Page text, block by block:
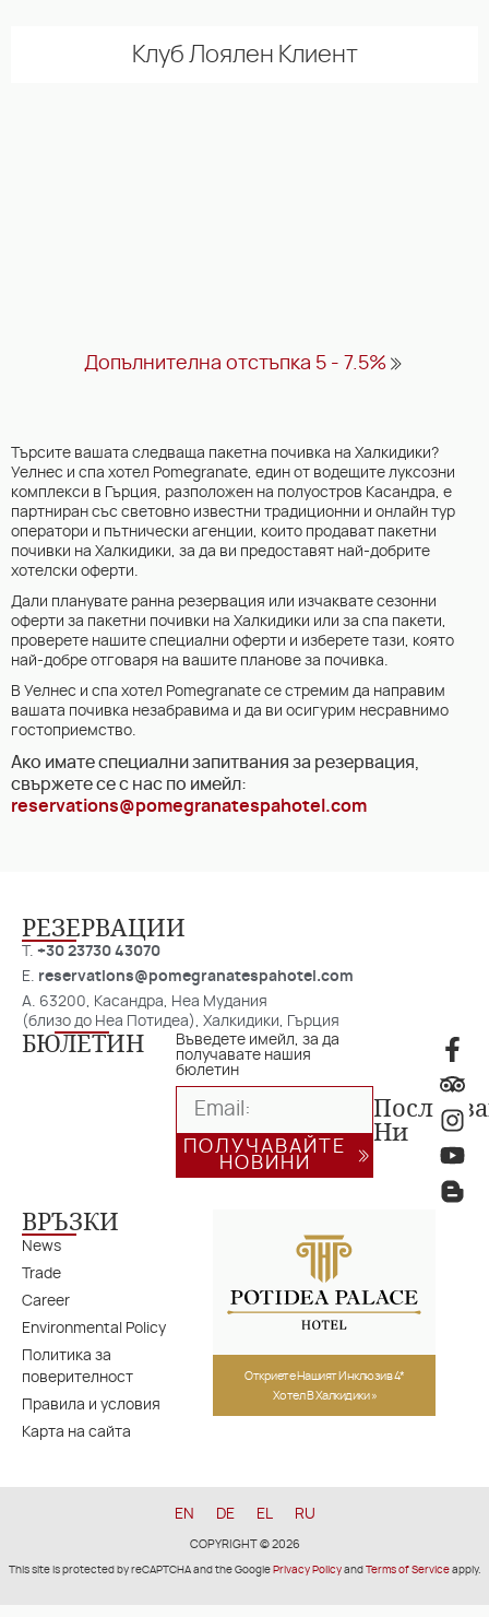
Клуб Лоялен Клиент
Допълнителна отстъпка 5 - 7.5%
Търсите вашата следваща пакетна почивка на Халкидики?
Уелнес и спа хотел Pomegranate, един от водещите луксозни
комплекси в Гърция, разположен на полуостров Касандра, е
партниран със световно известни традиционни и онлайн тур
оператори и пътнически агенции, които продават пакетни
почивки на Халкидики, за да ви предоставят най-добрите
хотелски оферти.
Дали планувате ранна резервация или изчаквате сезонни
оферти за пакетни почивки на Халкидики или за спа пакети,
проверете нашите специални оферти и изберете тази, която
най-добре отговаря на вашите планове за почивка.
В Уелнес и спа хотел Pomegranate се стремим да направим
вашата почивка незабравима и да ви осигурим несравнимо
гостоприемство.
Ако имате специални запитвания за резервация,
свържете се с нас по имейл:
reservations@pomegranatespahotel.com
РЕЗЕРВАЦИИ
T. +30 23730 43070
E. reservations@pomegranatespahotel.com
A. 63200, Касандра, Неа Мудания
(близо до Неа Потидеа), Халкидики, Гърция
ВРЪЗКИ
News
Trade
Career
Environmental Policy
Политика за
поверителност
Правила и условия
Карта на сайта
БЮЛЕТИН
Въведете имейл, за да
получавате нашия
бюлетин
ПОЛУЧАВАЙТЕ
НОВИНИ
Ни
Откриете Нашият Инклюзив 4*
Хотел В Халкидики »
EN DE EL RU
COPYRIGHT © 2026
This site is protected by reCAPTCHA and the Google Privacy Policyand Terms of Serviceapply.